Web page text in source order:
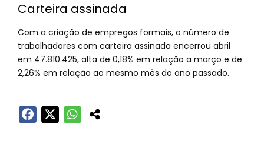
Carteira assinada
Com a criação de empregos formais, o número de
trabalhadores com carteira assinada encerrou abril
em 47.810.425, alta de 0,18% em relação a março e de
2,26% em relação ao mesmo mês do ano passado.